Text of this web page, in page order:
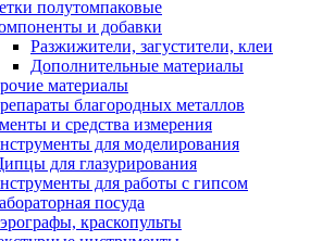
полутомпаковые
и добавки
Разжижители, загустители, клеи
Дополнительные материалы
материалы
благородных металлов
и средства измерения
для моделирования
для глазурирования
для работы с гипсом
посуда
краскопульты